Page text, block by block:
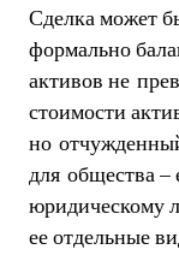
Сделка может
формально
активов не
стоимости
но
для общества –
юридическому
ее отдельные